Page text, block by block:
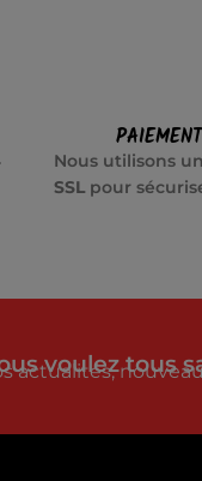
Nous utilisons un
SSL pour
voulez tous
actualités,